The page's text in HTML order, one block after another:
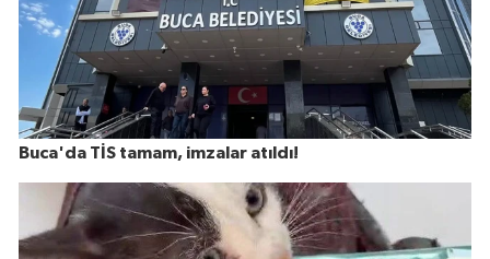
Buca'da TİS tamam, imzalar atıldı!